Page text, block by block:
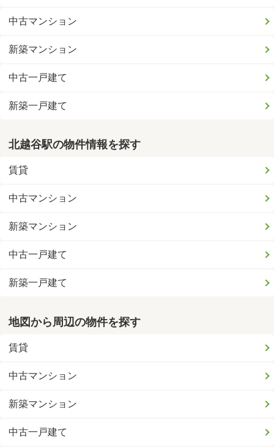
中古マンション
新築マンション
中古一戸建て
新築一戸建て
北越谷駅の物件情報を探す
賃貸
中古マンション
新築マンション
中古一戸建て
新築一戸建て
地図から周辺の物件を探す
賃貸
中古マンション
新築マンション
中古一戸建て